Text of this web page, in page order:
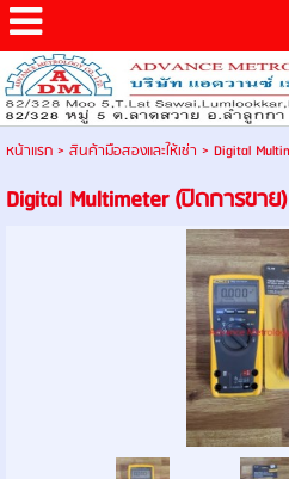
หน้าแรก> สินค้ามือสองและให้เช่า > Digital
Digital Multimeter (ปิดการขาย)